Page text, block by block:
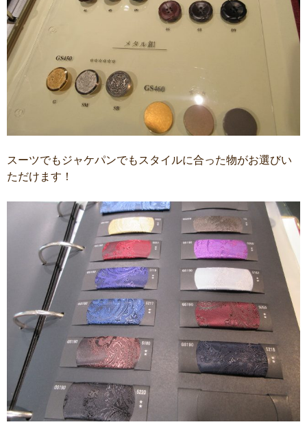
スーツでもジャケパンでもスタイルに合った物がお選びい
ただけます！